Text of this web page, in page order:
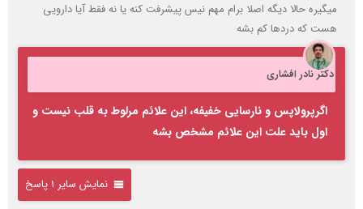
میگیره حالا دیگه اصلا برام مهم نیس پیشرفت کنه یا نه فقط آیا دارویی
هست که دردها کم بشه
دکتر نادر افشاری
اگرپرولاپس و نارسایی خفیفه، این علائم مرلوط به قلب نیست و
اول باید علت این علائم مشخص بشه
نمایش سایر 1 پاسخ